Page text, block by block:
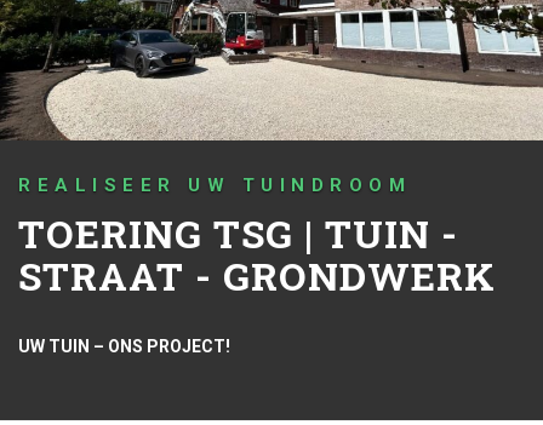
REALISEER UW TUINDROOM
TOERING TSG | TUIN -
STRAAT - GRONDWERK
UW TUIN – ONS PROJECT!